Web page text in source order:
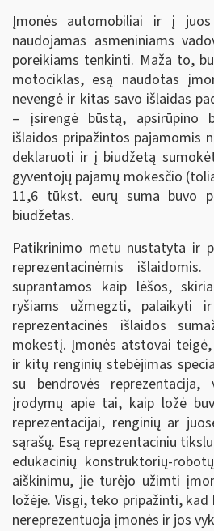
Įmonės automobiliai ir į
naudojamas asmeniniams
poreikiams tenkinti. Maža to,
motociklas, esą naudotas
nevengė ir kitas savo išlaidas
– įsirengė būstą, apsirūpino
išlaidos pripažintos pajamomis
deklaruoti ir į biudžetą
gyventojų pajamų mokesčio
11,6 tūkst. eurų suma buvo
biudžetas.
Patikrinimo metu nustatyta ir
reprezentacinėmis
suprantamos kaip lėšos,
ryšiams užmegzti, palaikyti
reprezentacinės išlaidos
mokestį. Įmonės atstovai
ir kitų renginių stebėjimas
su bendrovės
įrodymų apie tai, kaip ložė
reprezentacijai, renginių ar
sąrašų. Esą reprezentaciniu
edukacinių konstruktorių-
aiškinimu, jie turėjo užimti
ložėje. Visgi, teko pripažinti,
nereprezentuoja įmonės ir jos